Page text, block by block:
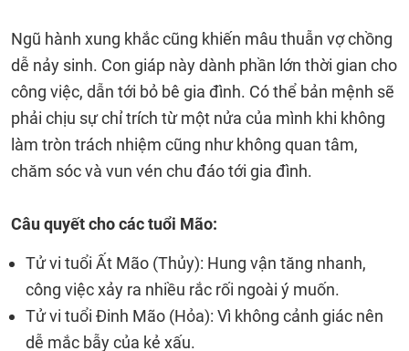
Ngũ hành xung khắc cũng khiến mâu thuẫn vợ chồng
dễ nảy sinh. Con giáp này dành phần lớn thời gian cho
công việc, dẫn tới bỏ bê gia đình. Có thể bản mệnh sẽ
phải chịu sự chỉ trích từ một nửa của mình khi không
làm tròn trách nhiệm cũng như không quan tâm,
chăm sóc và vun vén chu đáo tới gia đình.
Câu quyết cho các tuổi Mão:
Tử vi tuổi Ất Mão (Thủy): Hung vận tăng nhanh,
công việc xảy ra nhiều rắc rối ngoài ý muốn.
Tử vi tuổi Đinh Mão (Hỏa): Vì không cảnh giác nên
dễ mắc bẫy của kẻ xấu.